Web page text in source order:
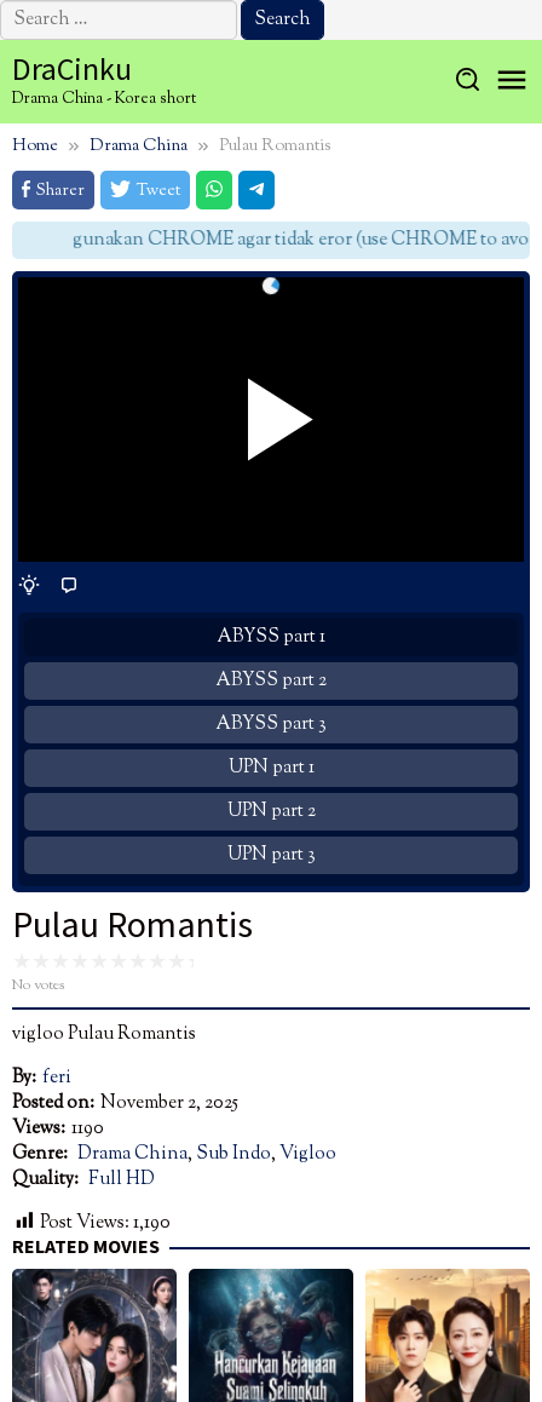
Search
for:
to
content
DraCinku
Drama China - Korea short
Home Drama China
Pulau Romantis
Sharer
Tweet
gunakan CHROME agar tidak eror (use CHROME to avoid
ABYSS part 1
ABYSS part 2
ABYSS part 3
UPN part 1
UPN part 2
UPN part 3
Pulau Romantis
No votes
vigloo Pulau Romantis
By: feri
Posted on: November 2, 2025
Views: 1190
Genre: Drama China, Sub Indo,Vigloo
Quality: Full HD
Post Views:1,190
RELATED MOVIES